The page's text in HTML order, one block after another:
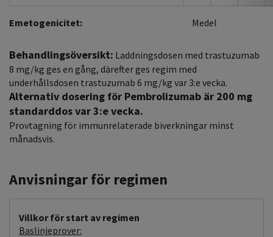
Emetogenicitet: Medel
Behandlingsöversikt: Laddningsdosen med trastuzumab
8 mg/kg ges en gång, därefter ges regim med
underhållsdosen trastuzumab 6 mg/kg var 3:e vecka.
Alternativ dosering för Pembrolizumab är 200 mg
standarddos var 3:e vecka.
Provtagning för immunrelaterade biverkningar minst
månadsvis.
Anvisningar för regimen
Villkor för start av regimen
Baslinjeprover: